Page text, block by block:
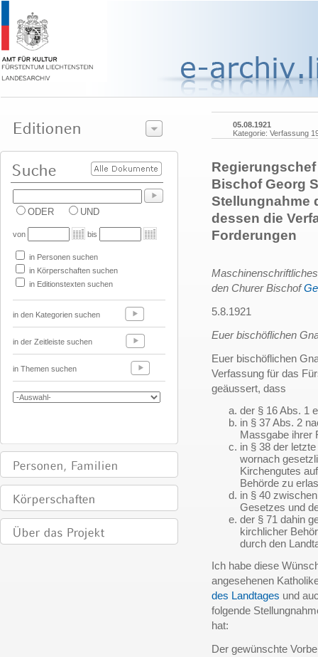
ODER UND
von bis
in Personen suchen
in Körperschaften suchen
in Editionstexten suchen
in den Kategorien suchen
in der Zeitleiste suchen
in Themen suchen
05.08.1921
Kategorie: Verfassung
Bischof Georg
Stellungnahme
dessen die
Forderungen
den Churer Bischof
5.8.1921
Euer bischöflichen
Euer bischöflichen
Verfassung für das
geäussert, dass
der § 16 Abs. 1
in § 37 Abs. 2
Massgabe ihrer
in § 38 der
wornach
Kirchengutes
Behörde zu
in § 40
Gesetzes und
der § 71 dahin
kirchlicher
durch den
Ich habe diese
angesehenen
des Landtages und
folgende
hat:
Der gewünschte